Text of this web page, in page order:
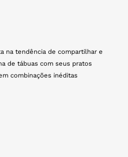
na tendência de compartilhar e
de tábuas com seus pratos
combinações inéditas